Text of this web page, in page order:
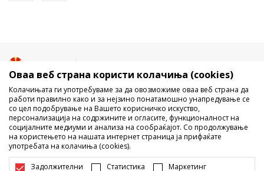
Не е дозволено превземање или користење на содржината од
интернет страните на Sport Vision, делумно или целосно a се
Оваа веб страна користи колачиња (cookies)
Колачињата ги употребуваме за да овозможиме оваа веб страна да
работи правилно како и за нејзино понатамошно унапредување се
со цел подобрување на Вашето корисничко искуство,
персонализација на содржините и огласите, функционалност на
социјалните медиуми и анализа на сообраќајот. Со продолжување
на користењето на нашата интернет страница ја прифаќате
употребата на колачиња (cookies).
Задолжителни Статистика Маркетинг